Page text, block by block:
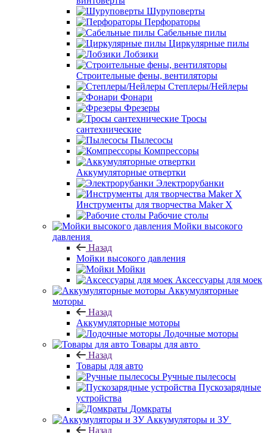
Шуруповерты
Перфораторы
Сабельные пилы
Циркулярные пилы
Лобзики
Строительные фены, вентиляторы
Степлеры/Нейлеры
Фонари
Фрезеры
Тросы
сантехнические
Пылесосы
Компрессоры
Аккумуляторные отвертки
Электрорубанки
Инструменты для творчества Maker X
Рабочие столы
Мойки высокого
давления
Назад
Мойки высокого давления
Мойки
Аксессуары для моек
Аккумуляторные
моторы
Назад
Аккумуляторные моторы
Лодочные моторы
Товары для авто
Назад
Товары для авто
Ручные пылесосы
Пускозарядные
устройства
Домкраты
Аккумуляторы и ЗУ
Назад